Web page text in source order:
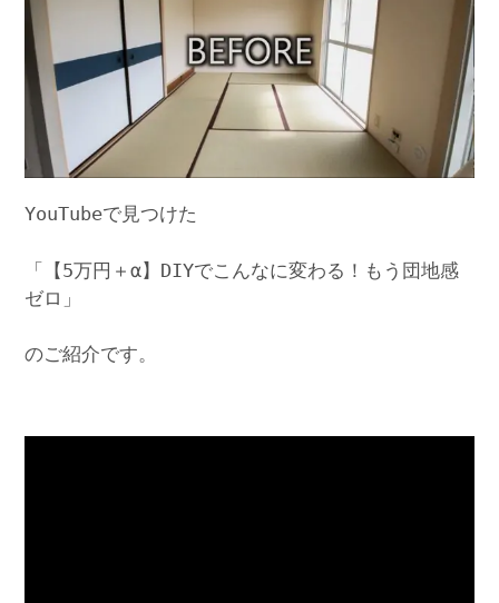
YouTubeで見つけた
「【5万円＋‪α‬】DIYでこんなに変わる！もう団地感
ゼロ」
のご紹介です。